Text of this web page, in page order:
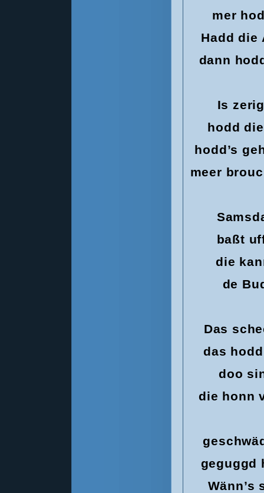
mer
Hadd die
dann
Is
hodd
hodd’s
meer
baßt
die
de
Das
das
doo
die honn
geguggd
Wänn’s